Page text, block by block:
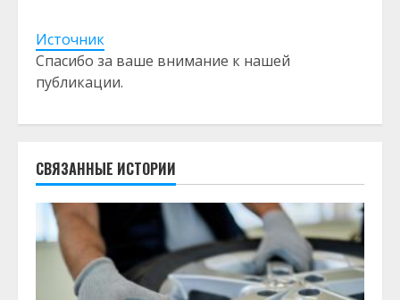
Источник
Спасибо за ваше внимание к нашей
публикации.
СВЯЗАННЫЕ ИСТОРИИ